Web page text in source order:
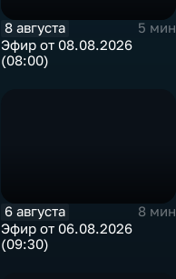
8 августа
5 мин
Эфир от 08.08.2026
(08:00)
6 августа
8 мин
Эфир от 06.08.2026
(09:30)